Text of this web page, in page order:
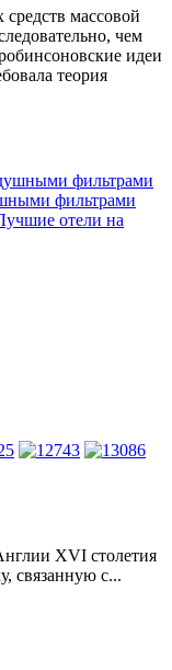
массовой
чем
идеи
теория
фильтрами
отели на
XVI столетия
связанную с...